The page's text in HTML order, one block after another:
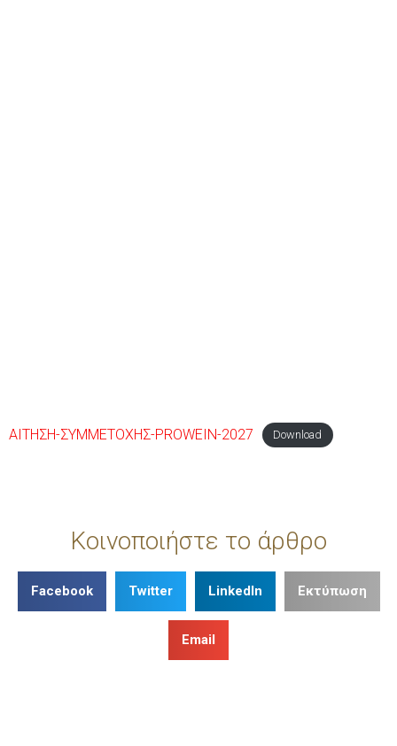
ΑΙΤΗΣΗ-ΣΥΜΜΕΤΟΧΗΣ-PROWEIN-2027 Download
Κοινοποιήστε το άρθρο
Facebook Twitter LinkedIn Εκτύπωση
Email